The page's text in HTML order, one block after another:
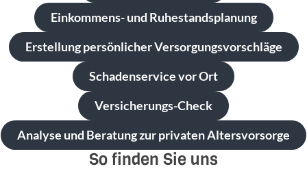
Einkommens- und Ruhestandsplanung
Erstellung persönlicher Versorgungsvorschläge
Schadenservice vor Ort
Versicherungs-Check
Analyse und Beratung zur privaten Altersvorsorge
So finden Sie uns